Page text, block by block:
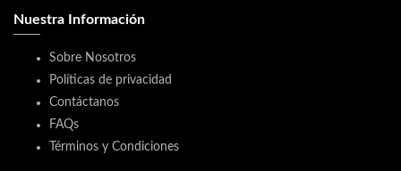
Nuestra Información
Sobre Nosotros
Políticas de privacidad
Contáctanos
FAQs
Términos y Condiciones